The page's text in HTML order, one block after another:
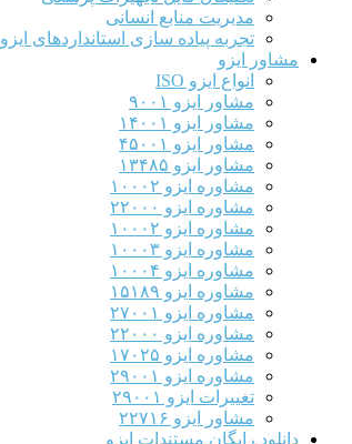
مدیریت منابع انسانی
تجربه پیاده سازی استانداردهای ایزو
مشاور ایزو
انواع ایزو ISO
مشاور ایزو ۹۰۰۱
مشاور ایزو ۱۴۰۰۱
مشاور ایزو ۴۵۰۰۱
مشاور ایزو ۱۳۴۸۵
مشاوره ایزو ۱۰۰۰۲
مشاوره ایزو ۲۲۰۰۰
مشاوره ایزو ۱۰۰۰۲
مشاوره ایزو ۱۰۰۰۳
مشاوره ایزو ۱۰۰۰۴
مشاوره ایزو ۱۵۱۸۹
مشاوره ایزو ۲۷۰۰۱
مشاوره ایزو ۲۲۰۰۰
مشاوره ایزو ۱۷۰۲۵
مشاوره ایزو ۲۹۰۰۱
تغییرات ایزو ۲۹۰۰۱
مشاور ایزو ۲۲۷۱۶
دانلود رایگان مستندات ایزو